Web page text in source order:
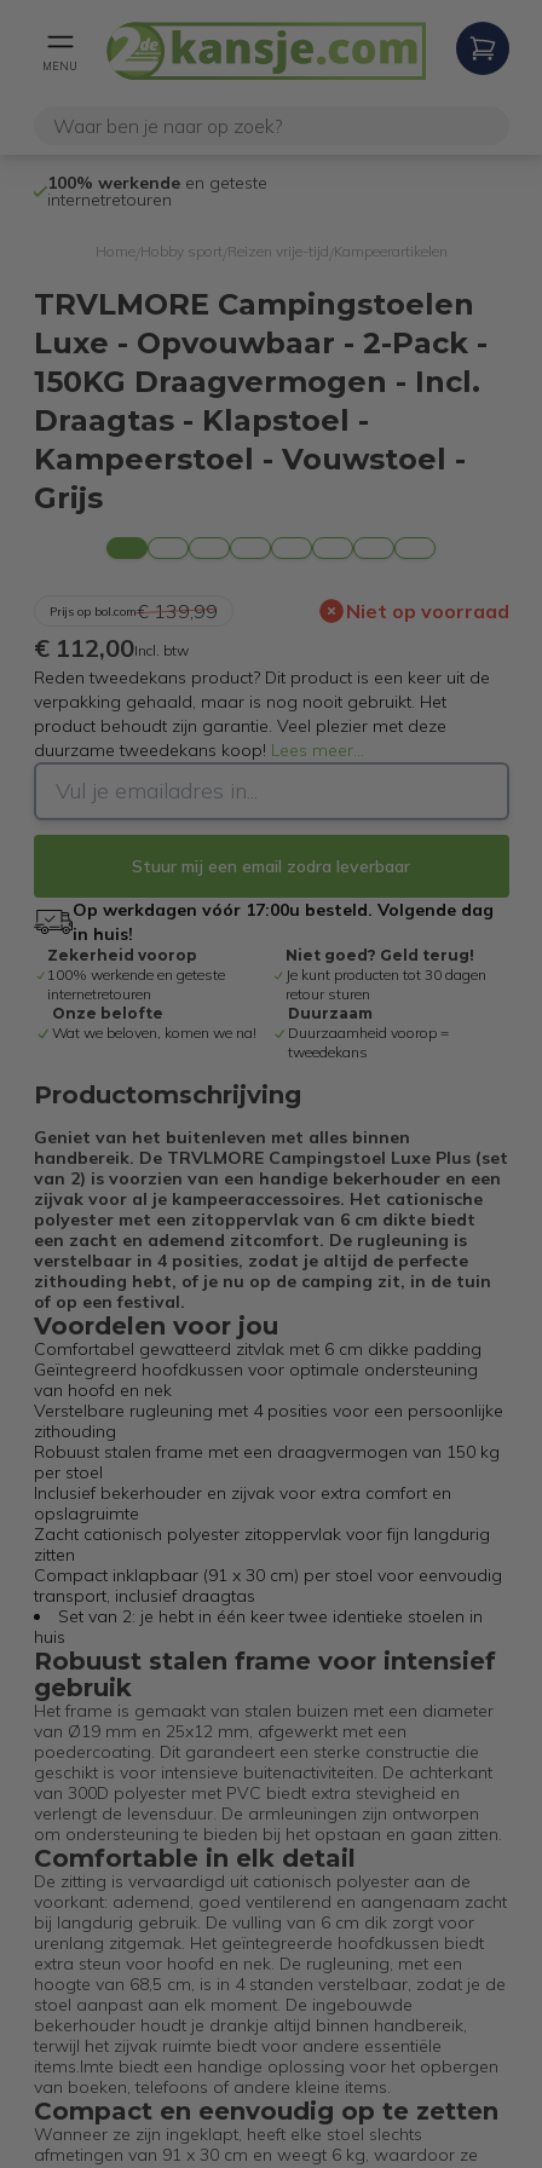
MENU
100% werkende en geteste
internetretouren
Home/ Hobby sport Reizen vrije-tijd Kampeerartikelen
TRVLMORE Campingstoelen
Luxe - Opvouwbaar - 2-Pack -
150KG Draagvermogen - Incl.
Draagtas - Klapstoel -
Kampeerstoel - Vouwstoel -
Grijs
Prijs op bol.com€ 139,99 Niet op voorraad
€ 112,00Incl. btw
Reden tweedekans product? Dit product is een keer uit de
verpakking gehaald, maar is nog nooit gebruikt. Het
product behoudt zijn garantie. Veel plezier met deze
duurzame tweedekans koop! Lees meer...
Stuur mij een email zodra leverbaar
Op werkdagen vóór 17:00u besteld. Volgende dag
in huis!
Zekerheid voorop
100% werkende en geteste
internetretouren
Niet goed? Geld terug!
Je kunt producten tot 30 dagen
retour sturen
Onze belofte
Wat we beloven, komen we na!
Duurzaam
Duurzaamheid voorop =
tweedekans
Productomschrijving
Geniet van het buitenleven met alles binnen
handbereik. De TRVLMORE Campingstoel Luxe Plus (set
van 2) is voorzien van een handige bekerhouder en een
zijvak voor al je kampeeraccessoires. Het cationische
polyester met een zitoppervlak van 6 cm dikte biedt
een zacht en ademend zitcomfort. De rugleuning is
verstelbaar in 4 posities, zodat je altijd de perfecte
zithouding hebt, of je nu op de camping zit, in de tuin
of op een festival.
Voordelen voor jou
Comfortabel gewatteerd zitvlak met 6 cm dikke padding
Geïntegreerd hoofdkussen voor optimale ondersteuning
van hoofd en nek
Verstelbare rugleuning met 4 posities voor een persoonlijke
zithouding
Robuust stalen frame met een draagvermogen van 150 kg
per stoel
Inclusief bekerhouder en zijvak voor extra comfort en
opslagruimte
Zacht cationisch polyester zitoppervlak voor fijn langdurig
zitten
Compact inklapbaar (91 x 30 cm) per stoel voor eenvoudig
transport, inclusief draagtas
Set van 2: je hebt in één keer twee identieke stoelen in
huis
Robuust stalen frame voor intensief
gebruik
Het frame is gemaakt van stalen buizen met een diameter
van Ø19 mm en 25x12 mm, afgewerkt met een
poedercoating. Dit garandeert een sterke constructie die
geschikt is voor intensieve buitenactiviteiten. De achterkant
van 300D polyester met PVC biedt extra stevigheid en
verlengt de levensduur. De armleuningen zijn ontworpen
om ondersteuning te bieden bij het opstaan en gaan zitten.
Comfortable in elk detail
De zitting is vervaardigd uit cationisch polyester aan de
voorkant: ademend, goed ventilerend en aangenaam zacht
bij langdurig gebruik. De vulling van 6 cm dik zorgt voor
urenlang zitgemak. Het geïntegreerde hoofdkussen biedt
extra steun voor hoofd en nek. De rugleuning, met een
hoogte van 68,5 cm, is in 4 standen verstelbaar, zodat je de
stoel aanpast aan elk moment. De ingebouwde
bekerhouder houdt je drankje altijd binnen handbereik,
terwijl het zijvak ruimte biedt voor andere essentiële
items.Imte biedt een handige oplossing voor het opbergen
van boeken, telefoons of andere kleine items.
Compact en eenvoudig op te zetten
Wanneer ze zijn ingeklapt, heeft elke stoel slechts
afmetingen van 91 x 30 cm en weegt 6 kg, waardoor ze